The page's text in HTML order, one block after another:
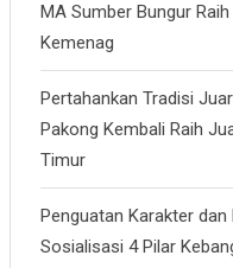
MA Sumber Bungur
Kemenag
Pertahankan Tradisi
Pakong Kembali Raih
Timur
Penguatan Karakter
Sosialisasi 4 Pilar